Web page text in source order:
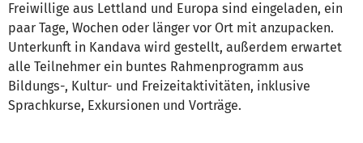
Freiwillige aus Lettland und Europa sind eingeladen, ein
paar Tage, Wochen oder länger vor Ort mit anzupacken.
Unterkunft in Kandava wird gestellt, außerdem erwartet
alle Teilnehmer ein buntes Rahmenprogramm aus
Bildungs-, Kultur- und Freizeitaktivitäten, inklusive
Sprachkurse, Exkursionen und Vorträge.